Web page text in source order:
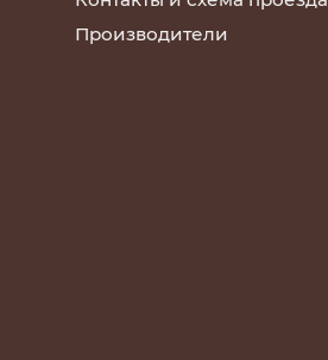
Производители